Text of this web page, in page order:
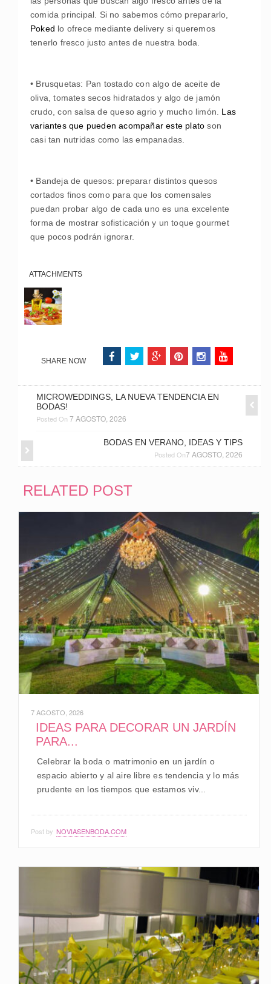
comida principal. Si no sabemos cómo prepararlo,
Poked lo ofrece mediante delivery si queremos
tenerlo fresco justo antes de nuestra boda.
• Brusquetas: Pan tostado con algo de aceite de
oliva, tomates secos hidratados y algo de jamón
crudo, con salsa de queso agrio y mucho limón. Las
variantes que pueden acompañar este plato son
casi tan nutridas como las empanadas.
• Bandeja de quesos: preparar distintos quesos
cortados finos como para que los comensales
puedan probar algo de cada uno es una excelente
forma de mostrar sofisticación y un toque gourmet
que pocos podrán ignorar.
ATTACHMENTS
SHARE NOW
MICROWEDDINGS, LA NUEVA TENDENCIA EN
BODAS!
Posted On 7 AGOSTO, 2026
BODAS EN VERANO, IDEAS Y TIPS
Posted On7 AGOSTO, 2026
RELATED POST
7 AGOSTO, 2026
IDEAS PARA DECORAR UN JARDÍN
PARA...
Celebrar la boda o matrimonio en un jardín o
espacio abierto y al aire libre es tendencia y lo más
prudente en los tiempos que estamos viv...
Post by NOVIASENBODA.COM